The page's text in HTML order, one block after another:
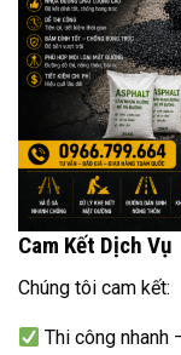
Cam Kết Dịch Vụ
Chúng tôi cam kết:
Thi công nhanh